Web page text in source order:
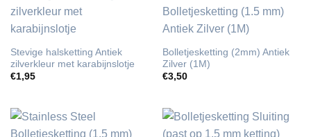
Stevige halsketting Antiek
zilverkleur met karabijnslotje
€1,95
Bolletjesketting (2mm) Antiek
Zilver (1M)
€3,50